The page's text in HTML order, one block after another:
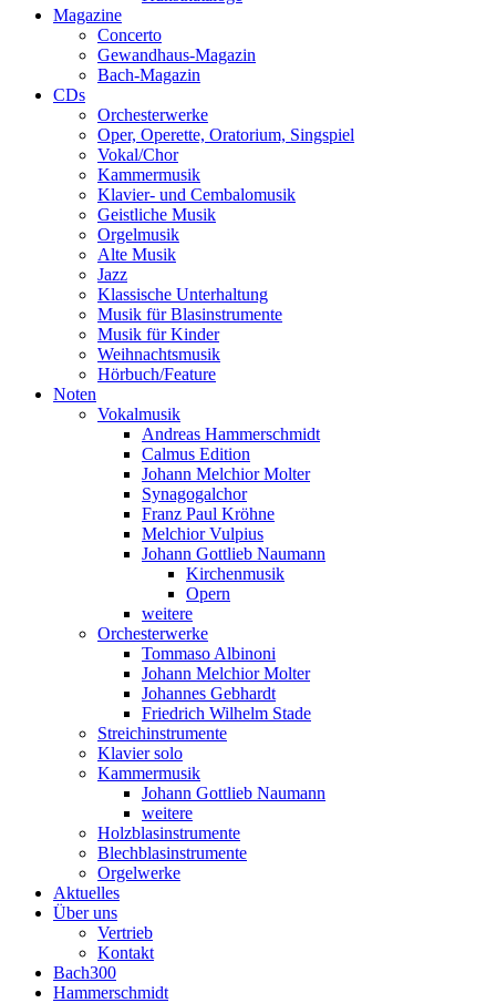
Magazine
Concerto
Gewandhaus-Magazin
Bach-Magazin
CDs
Orchesterwerke
Oper, Operette, Oratorium, Singspiel
Vokal/Chor
Kammermusik
Klavier- und Cembalomusik
Geistliche Musik
Orgelmusik
Alte Musik
Jazz
Klassische Unterhaltung
Musik für Blasinstrumente
Musik für Kinder
Weihnachtsmusik
Hörbuch/Feature
Noten
Vokalmusik
Andreas Hammerschmidt
Calmus Edition
Johann Melchior Molter
Synagogalchor
Franz Paul Kröhne
Melchior Vulpius
Johann Gottlieb Naumann
Kirchenmusik
Opern
weitere
Orchesterwerke
Tommaso Albinoni
Johann Melchior Molter
Johannes Gebhardt
Friedrich Wilhelm Stade
Streichinstrumente
Klavier solo
Kammermusik
Johann Gottlieb Naumann
weitere
Holzblasinstrumente
Blechblasinstrumente
Orgelwerke
Aktuelles
Über uns
Vertrieb
Kontakt
Bach300
Hammerschmidt